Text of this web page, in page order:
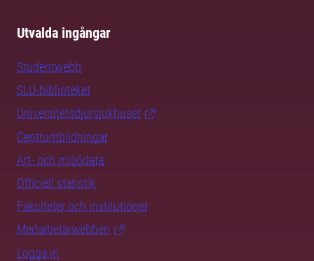
Utvalda ingångar
Studentwebb
SLU-biblioteket
Universitetsdjursjukhuset
Centrumbildningar
Art- och miljödata
Officiell statistik
Fakulteter och institutioner
Medarbetarwebben
Logga in